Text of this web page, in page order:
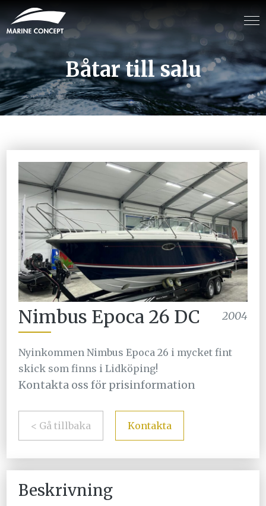
Båtar till salu
Nimbus Epoca 26 DC 2004
Nyinkommen Nimbus Epoca 26 i mycket fint
skick som finns i Lidköping!
Kontakta oss för prisinformation
< Gå tillbaka Kontakta
Beskrivning